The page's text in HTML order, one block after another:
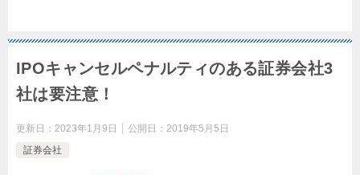
IPOキャンセルペナルティのある証券会社3
社は要注意！
更新日： 2023年1月9日 公開日： 2019年5月5日
証券会社